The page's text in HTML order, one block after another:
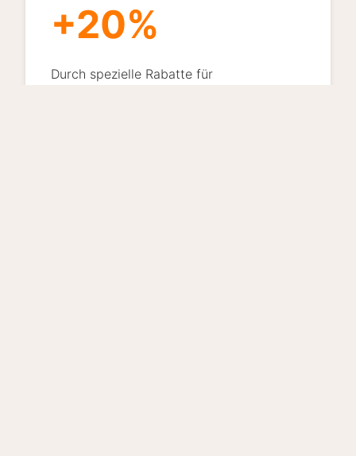
+20%
Durch spezielle Rabatte für